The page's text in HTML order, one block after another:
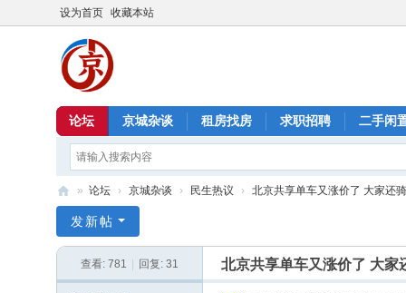
设为首页 收藏本站
论坛 京城杂谈 租房找房 求职招聘 二手闲
京
» 论坛 › 京城杂谈 › 民生热议 › 北京共享单车又涨价了 大家还
发新帖
查看: 781 回复: 31 北京共享单车又涨价了 大家